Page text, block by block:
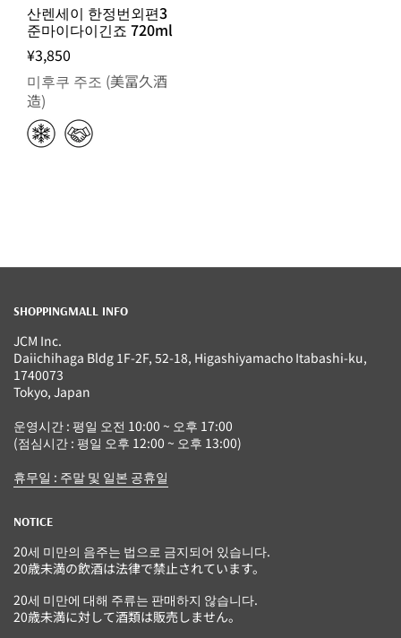
산렌세이 한정번외편3
준마이다이긴죠 720ml
¥3,850
미후쿠 주조 (美冨久酒
造)
SHOPPINGMALL INFO
JCM Inc.
Daiichihaga Bldg 1F-2F, 52-18, Higashiyamacho Itabashi-ku,
1740073
Tokyo, Japan
운영시간 : 평일 오전 10:00 ~ 오후 17:00
(점심시간 : 평일 오후 12:00 ~ 오후 13:00)
휴무일 : 주말 및 일본 공휴일
NOTICE
20세 미만의 음주는 법으로 금지되어 있습니다.
20歳未満の飲酒は法律で禁止されています。
20세 미만에 대해 주류는 판매하지 않습니다.
20歳未満に対して酒類は販売しません。